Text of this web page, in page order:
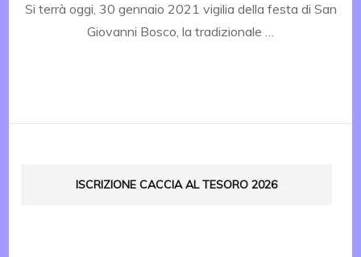
Si terrà oggi, 30 gennaio 2021 vigilia della festa di San
Giovanni Bosco, la tradizionale …
ISCRIZIONE CACCIA AL TESORO 2026